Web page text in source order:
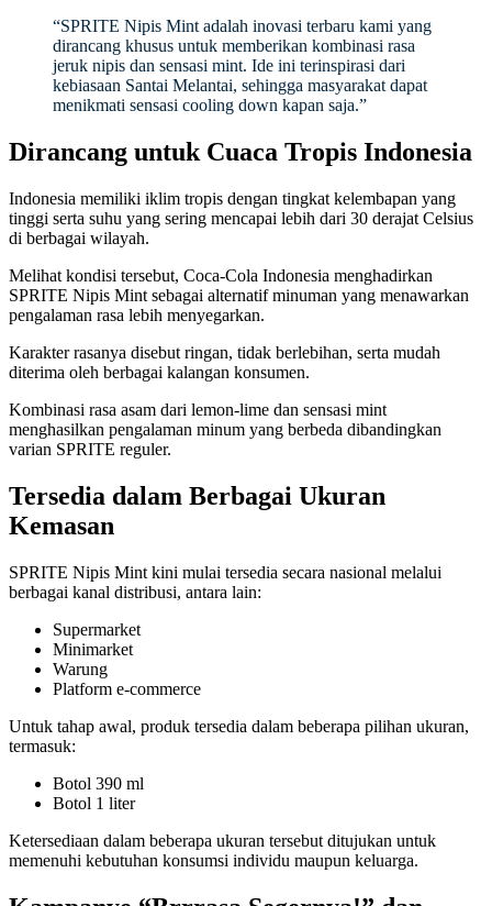
“SPRITE Nipis Mint adalah inovasi terbaru kami yang
dirancang khusus untuk memberikan kombinasi rasa
jeruk nipis dan sensasi mint. Ide ini terinspirasi dari
kebiasaan Santai Melantai, sehingga masyarakat dapat
menikmati sensasi cooling down kapan saja.”
Dirancang untuk Cuaca Tropis Indonesia
Indonesia memiliki iklim tropis dengan tingkat kelembapan yang
tinggi serta suhu yang sering mencapai lebih dari 30 derajat Celsius
di berbagai wilayah.
Melihat kondisi tersebut, Coca-Cola Indonesia menghadirkan
SPRITE Nipis Mint sebagai alternatif minuman yang menawarkan
pengalaman rasa lebih menyegarkan.
Karakter rasanya disebut ringan, tidak berlebihan, serta mudah
diterima oleh berbagai kalangan konsumen.
Kombinasi rasa asam dari lemon-lime dan sensasi mint
menghasilkan pengalaman minum yang berbeda dibandingkan
varian SPRITE reguler.
Tersedia dalam Berbagai Ukuran
Kemasan
SPRITE Nipis Mint kini mulai tersedia secara nasional melalui
berbagai kanal distribusi, antara lain:
Supermarket
Minimarket
Warung
Platform e-commerce
Untuk tahap awal, produk tersedia dalam beberapa pilihan ukuran,
termasuk:
Botol 390 ml
Botol 1 liter
Ketersediaan dalam beberapa ukuran tersebut ditujukan untuk
memenuhi kebutuhan konsumsi individu maupun keluarga.